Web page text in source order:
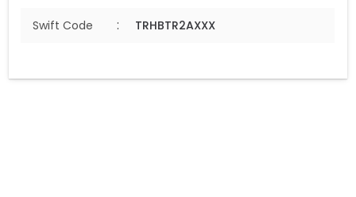
Swift Code : TRHBTR2AXXX